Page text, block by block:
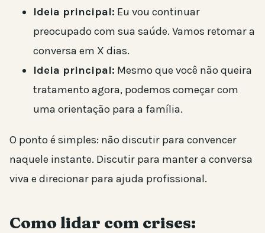
Ideia principal: Eu vou continuar
preocupado com sua saúde. Vamos retomar a
conversa em X dias.
Ideia principal: Mesmo que você não queira
tratamento agora, podemos começar com
uma orientação para a família.
O ponto é simples: não discutir para convencer
naquele instante. Discutir para manter a conversa
viva e direcionar para ajuda profissional.
Como lidar com crises: